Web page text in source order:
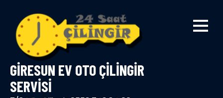
content
GIRESUN EV OTO ÇILINGIR
SERVISI